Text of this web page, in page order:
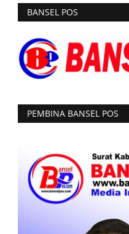
BANSEL POS
PEMBINA BANSEL POS